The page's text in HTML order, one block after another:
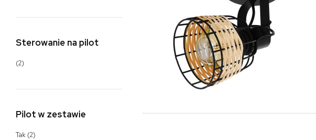
Sterowanie na pilot
(2)
Pilot w zestawie
Tak (2)